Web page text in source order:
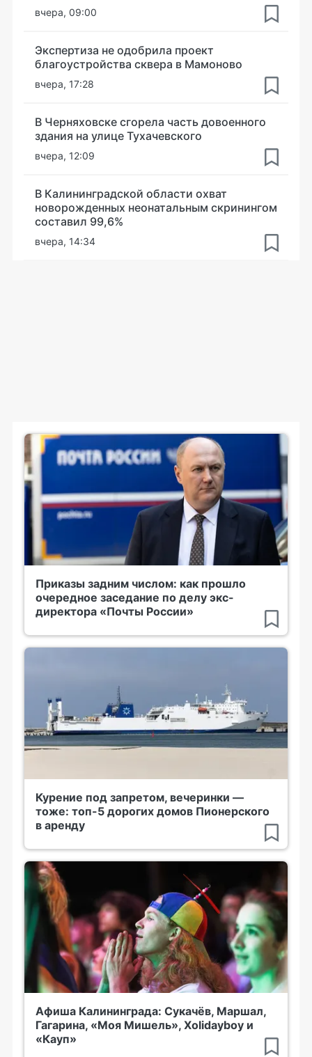
вчера, 09:00
Экспертиза не одобрила проект
благоустройства сквера в Мамоново
вчера, 17:28
В Черняховске сгорела часть довоенного
здания на улице Тухачевского
вчера, 12:09
В Калининградской области охват
новорожденных неонатальным скринингом
составил 99,6%
вчера, 14:34
Приказы задним числом: как прошло
очередное заседание по делу экс-
директора «Почты России»
Курение под запретом, вечеринки —
тоже: топ-5 дорогих домов Пионерского
в аренду
Афиша Калининграда: Сукачёв, Маршал,
Гагарина, «Моя Мишель», Xolidayboy и
«Кауп»